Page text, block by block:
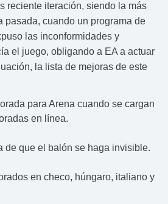
reciente iteración, siendo la más
pasada, cuando un programa de
las inconformidades y
el juego, obligando a EA a actuar
la lista de mejoras de este
para Arena cuando se cargan
en línea.
de que el balón se haga invisible.
en checo, húngaro, italiano y